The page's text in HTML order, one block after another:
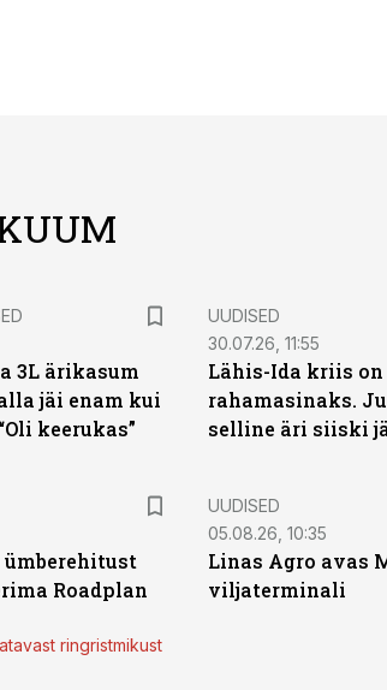
3L ärikasum
jäi enam kui
keerukas”
UUDISED
30.07.26, 11:55
Lähis-Ida kriis on
rahamasinaks.
selline äri siiski
Roadplan
ringristmikust
UUDISED
05.08.26, 10:35
Linas Agro avas
viljaterminali